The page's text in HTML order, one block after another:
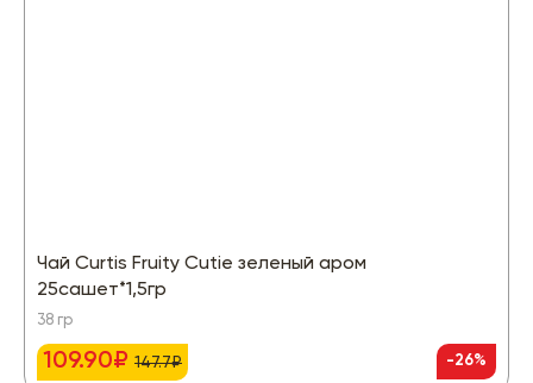
Чай Curtis Fruity Cutie зеленый аром
25сашет*1,5гр
38 гр
109.90₽ 147.7₽ -26%